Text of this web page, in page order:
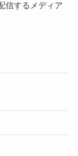
信するメディア